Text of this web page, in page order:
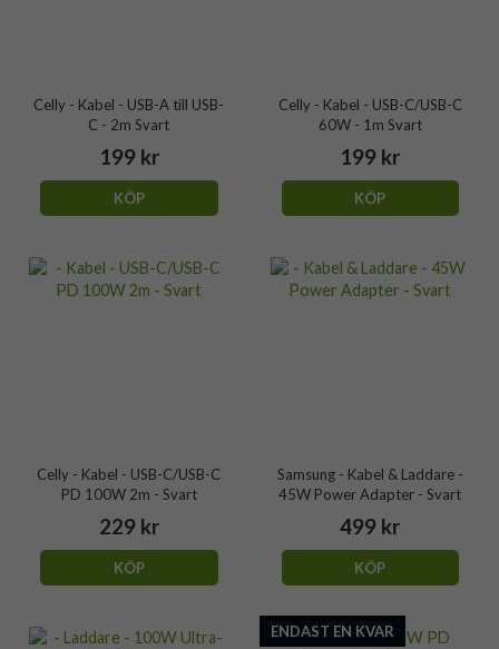
Celly - Kabel - USB-A till USB-
C - 2m Svart
199 kr
KÖP
Celly - Kabel - USB-C/USB-C
60W - 1m Svart
199 kr
KÖP
Celly - Kabel - USB-C/USB-C
PD 100W 2m - Svart
229 kr
KÖP
Samsung - Kabel & Laddare -
45W Power Adapter - Svart
499 kr
KÖP
ENDAST EN KVAR